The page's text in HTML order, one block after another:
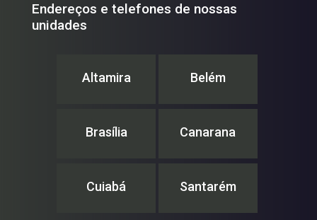
Endereços e telefones de nossas
unidades
Altamira Belém
Brasília Canarana
Cuiabá Santarém